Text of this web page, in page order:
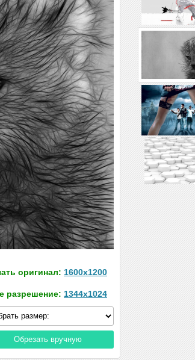
оригинал: 1600x1200
разрешение: 1344x1024
Обрезать вручную